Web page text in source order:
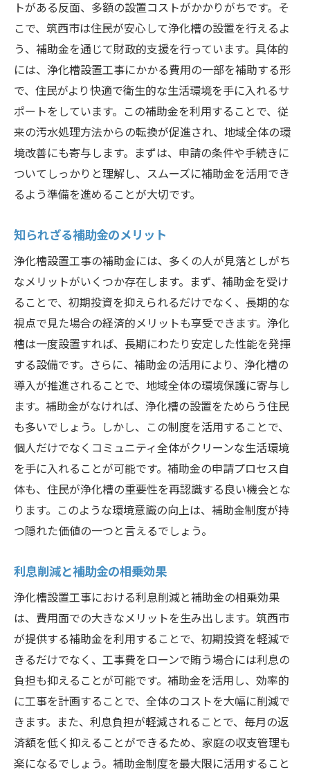
トがある反面、多額の設置コストがかかりがちです。そ
こで、筑西市は住民が安心して浄化槽の設置を行えるよ
う、補助金を通じて財政的支援を行っています。具体的
には、浄化槽設置工事にかかる費用の一部を補助する形
で、住民がより快適で衛生的な生活環境を手に入れるサ
ポートをしています。この補助金を利用することで、従
来の汚水処理方法からの転換が促進され、地域全体の環
境改善にも寄与します。まずは、申請の条件や手続きに
ついてしっかりと理解し、スムーズに補助金を活用でき
るよう準備を進めることが大切です。
知られざる補助金のメリット
浄化槽設置工事の補助金には、多くの人が見落としがち
なメリットがいくつか存在します。まず、補助金を受け
ることで、初期投資を抑えられるだけでなく、長期的な
視点で見た場合の経済的メリットも享受できます。浄化
槽は一度設置すれば、長期にわたり安定した性能を発揮
する設備です。さらに、補助金の活用により、浄化槽の
導入が推進されることで、地域全体の環境保護に寄与し
ます。補助金がなければ、浄化槽の設置をためらう住民
も多いでしょう。しかし、この制度を活用することで、
個人だけでなくコミュニティ全体がクリーンな生活環境
を手に入れることが可能です。補助金の申請プロセス自
体も、住民が浄化槽の重要性を再認識する良い機会とな
ります。このような環境意識の向上は、補助金制度が持
つ隠れた価値の一つと言えるでしょう。
利息削減と補助金の相乗効果
浄化槽設置工事における利息削減と補助金の相乗効果
は、費用面での大きなメリットを生み出します。筑西市
が提供する補助金を利用することで、初期投資を軽減で
きるだけでなく、工事費をローンで賄う場合には利息の
負担も抑えることが可能です。補助金を活用し、効率的
に工事を計画することで、全体のコストを大幅に削減で
きます。また、利息負担が軽減されることで、毎月の返
済額を低く抑えることができるため、家庭の収支管理も
楽になるでしょう。補助金制度を最大限に活用すること